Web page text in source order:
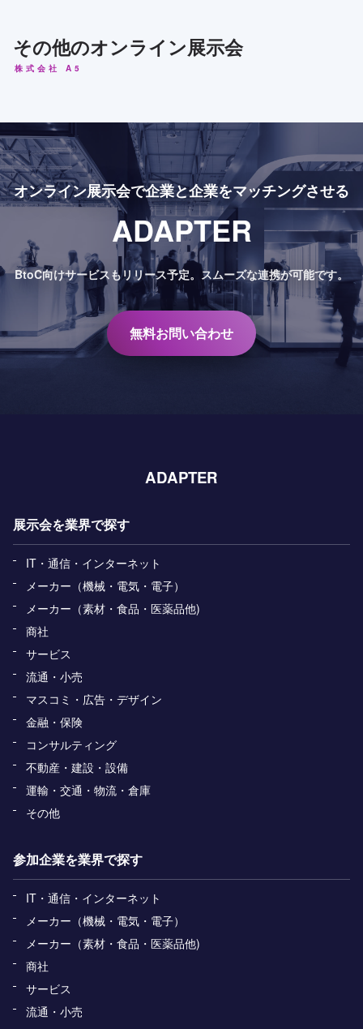
その他のオンライン展示会
株式会社 A5
オンライン展示会で企業と企業をマッチングさせる
ADAPTER
BtoC向けサービスもリリース予定。 スムーズな連携が可能です。
無料お問い合わせ
ADAPTER
展示会を業界で探す
IT・通信・インターネット
メーカー（機械・電気・電子）
メーカー（素材・食品・医薬品他)
商社
サービス
流通・小売
マスコミ・広告・デザイン
金融・保険
コンサルティング
不動産・建設・設備
運輸・交通・物流・倉庫
その他
参加企業を業界で探す
IT・通信・インターネット
メーカー（機械・電気・電子）
メーカー（素材・食品・医薬品他)
商社
サービス
流通・小売